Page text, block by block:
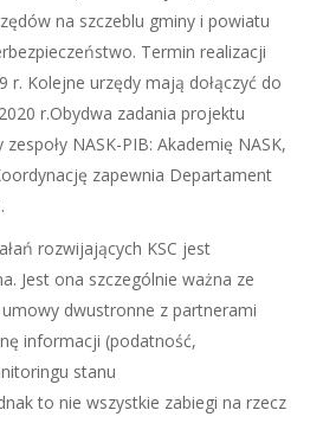
na szczeblu gminy i powiatu
Termin realizacji
r. Kolejne urzędy mają dołączyć do
r.Obydwa zadania projektu
NASK-PIB: Akademię NASK,
zapewnia Departament
rozwijających KSC jest
Jest ona szczególnie ważna ze
dwustronne z partnerami
informacji (podatność,
stanu
to nie wszystkie zabiegi na rzecz